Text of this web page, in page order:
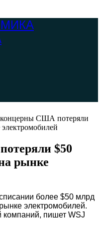
США потеряли
$50
рынке
более $50 млрд
электромобилей.
пишет WSJ